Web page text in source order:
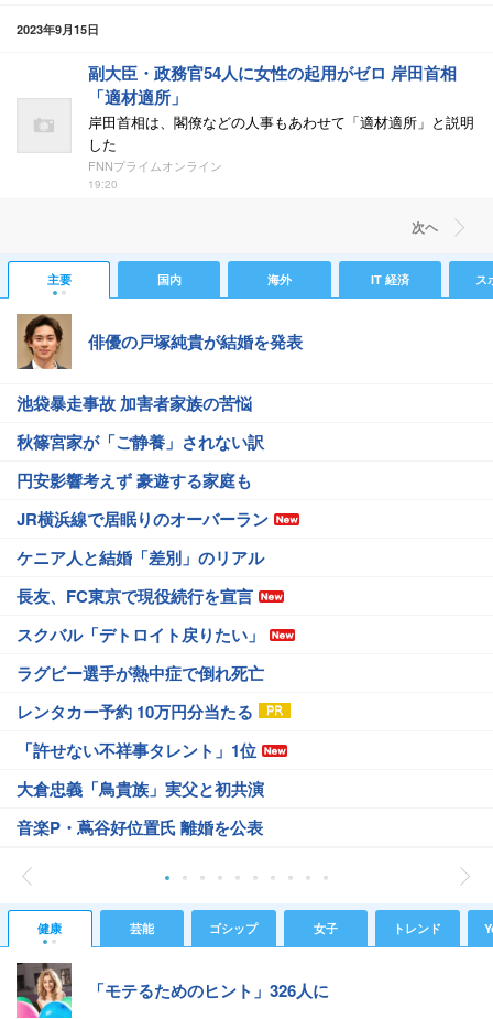
2023年9月15日
副大臣・政務官54人に女性の起用がゼロ 岸田首相
「適材適所」
岸田首相は、閣僚などの人事もあわせて「適材適所」と説明
した
FNNプライムオンライン
19:20
次ヘ
主要 国内 海外 IT 経済 ス
俳優の戸塚純貴が結婚を発表
池袋暴走事故 加害者家族の苦悩
秋篠宮家が「ご静養」されない訳
円安影響考えず 豪遊する家庭も
JR横浜線で居眠りのオーバーラン
ケニア人と結婚「差別」のリアル
長友、FC東京で現役続行を宣言
スクバル「デトロイト戻りたい」
ラグビー選手が熱中症で倒れ死亡
レンタカー予約 10万円分当たる
「許せない不祥事タレント」1位
大倉忠義「鳥貴族」実父と初共演
音楽P・蔦谷好位置氏 離婚を公表
健康 芸能 ゴシップ 女子 トレンド
「モテるためのヒント」326人に